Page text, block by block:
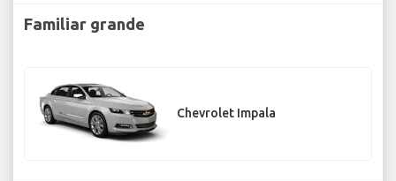
Familiar grande
Chevrolet Impala